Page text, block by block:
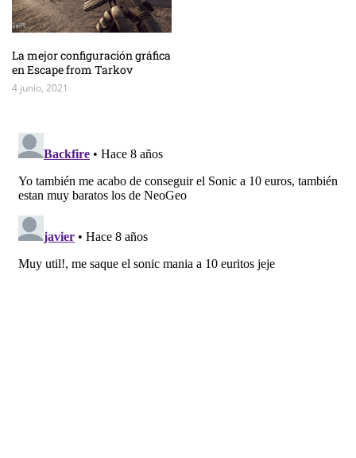
La mejor configuración gráfica
en Escape from Tarkov
4 junio, 2021